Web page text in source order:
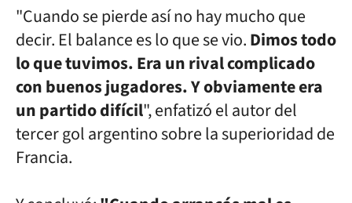
"Cuando se pierde así no hay mucho que
decir. El balance es loque se vio.Dimos todo
lo que tuvimos. Era un rival complicado
con buenosjugadores. Y obviamente era
un partido difícil", enfatizó el autor del
tercer gol argentino sobre la superioridad de
Francia.